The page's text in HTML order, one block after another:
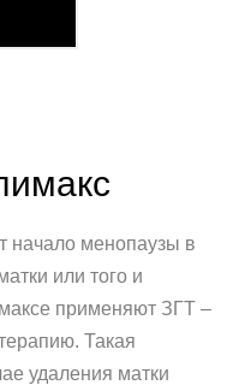
начало менопаузы в
или того и
применяют ЗГТ –
Такая
удаления матки